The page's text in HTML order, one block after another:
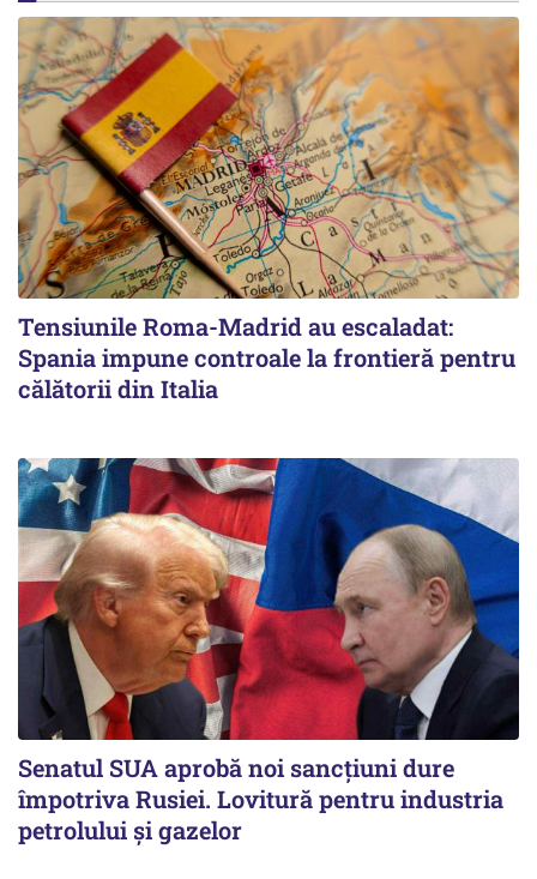
Tensiunile Roma-Madrid au escaladat:
Spania impune controale la frontieră pentru
călătorii din Italia
Senatul SUA aprobă noi sancțiuni dure
împotriva Rusiei. Lovitură pentru industria
petrolului și gazelor